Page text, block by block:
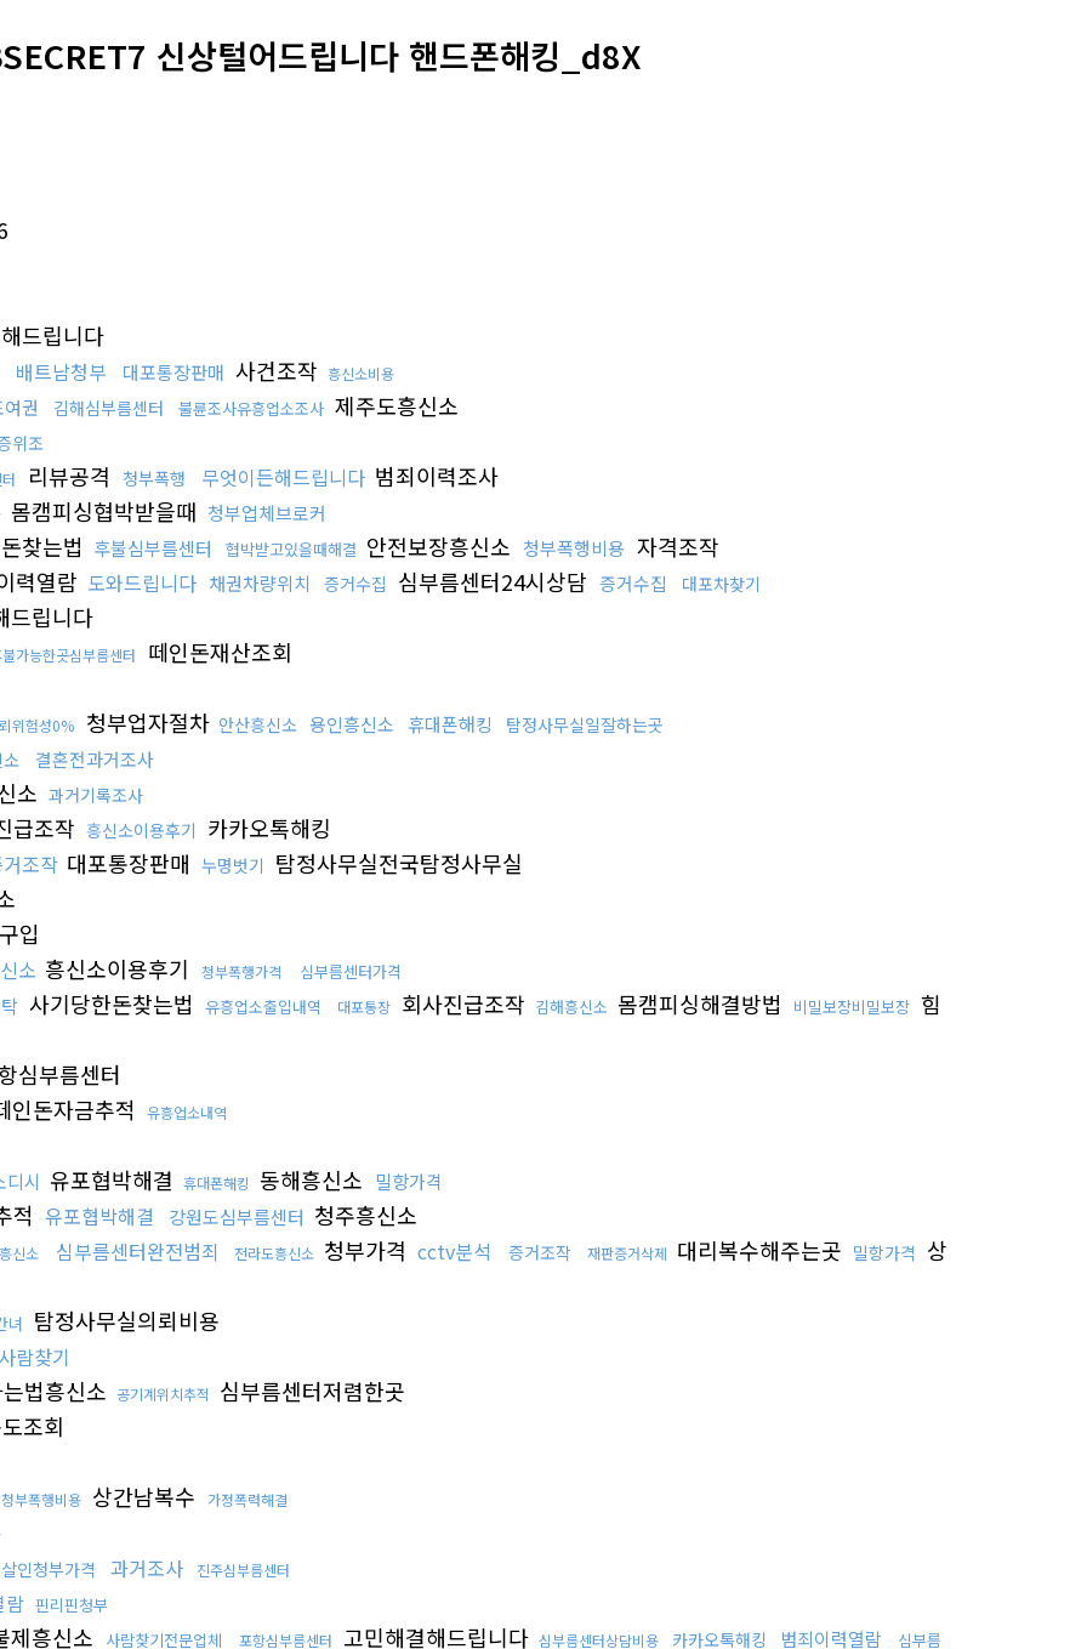
신상털어드립니다 핸드폰해킹_d8X
드립니다
배트남청부 대포통장판매 사건조작 흥신소비용
권 김해심부름센터 불륜조사유흥업소조사 제주도흥신소
위조
리뷰공격 청부폭행 무엇이든해드립니다 범죄이력조사
몸캠피싱협박받을때 청부업체브로커
찾는법 후불심부름센터 협박받고있을때해결 안전보장흥신소 청부폭행비용 자격조작
력열람 도와드립니다 채권차량위치 증거수집 심부름센터24시상담 증거수집 대포차찾기
드립니다
가능한곳심부름센터 떼인돈재산조회
위험성0% 청부업자절차 안산흥신소 용인흥신소 휴대폰해킹
탐정사무실일잘하는곳
결혼전과거조사
소 과거기록조사
급조작 흥신소이용후기 카카오톡해킹
조작 대포통장판매 누명벗기 탐정사무실전국탐정사무실
입
소 흥신소이용후기 청부폭행가격 심부름센터가격
사기당한돈찾는법 유흥업소출입내역 대포통장 회사진급조작 김해흥신소 몸캠피싱해결방법 비밀보장비밀보장 힘
심부름센터
인돈자금추적
유흥업소내역
디시 유포협박해결 휴대폰해킹 동해흥신소 밀항가격
적 유포협박해결 강원도심부름센터 청주흥신소
신소 심부름센터완전범죄 전라도흥신소 청부가격 cctv분석 증거조작 재판증거삭제 대리복수해주는곳 밀항가격 상
녀 탐정사무실의뢰비용
람찾기
법흥신소 공기계위치추적
심부름센터저렴한곳
조회
청부폭행비용 상간남복수 가정폭력해결
살인청부가격 과거조사 진주심부름센터
람 핀리핀청부
제흥신소 사람찾기전문업체 포항심부름센터 고민해결해드립니다 심부름센터상담비용 카카오톡해킹 범죄이력열람 심부름